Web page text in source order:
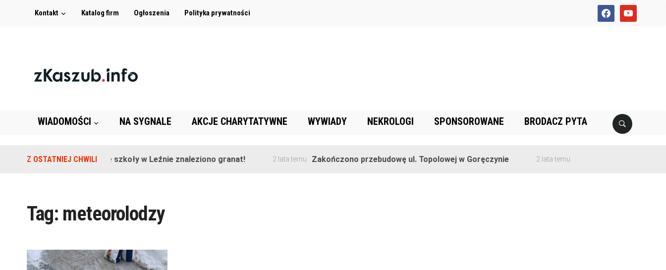
facebookyoutube
Kontakt Katalog firm Ogłoszenia Polityka prywatności
WIADOMOŚCI NA SYGNALE AKCJE CHARYTATYWNE WYWIADY NEKROLOGI SPONSOROWANE BRODACZ PYTA
Z OSTATNIEJ CHWILINa terenie szkoły w Leźnie znaleziono granat! 2 lata temu Zakończono przebudowę ul. Topolowej w Goręczynie 2 lata temu
Tag: meteorolodzy